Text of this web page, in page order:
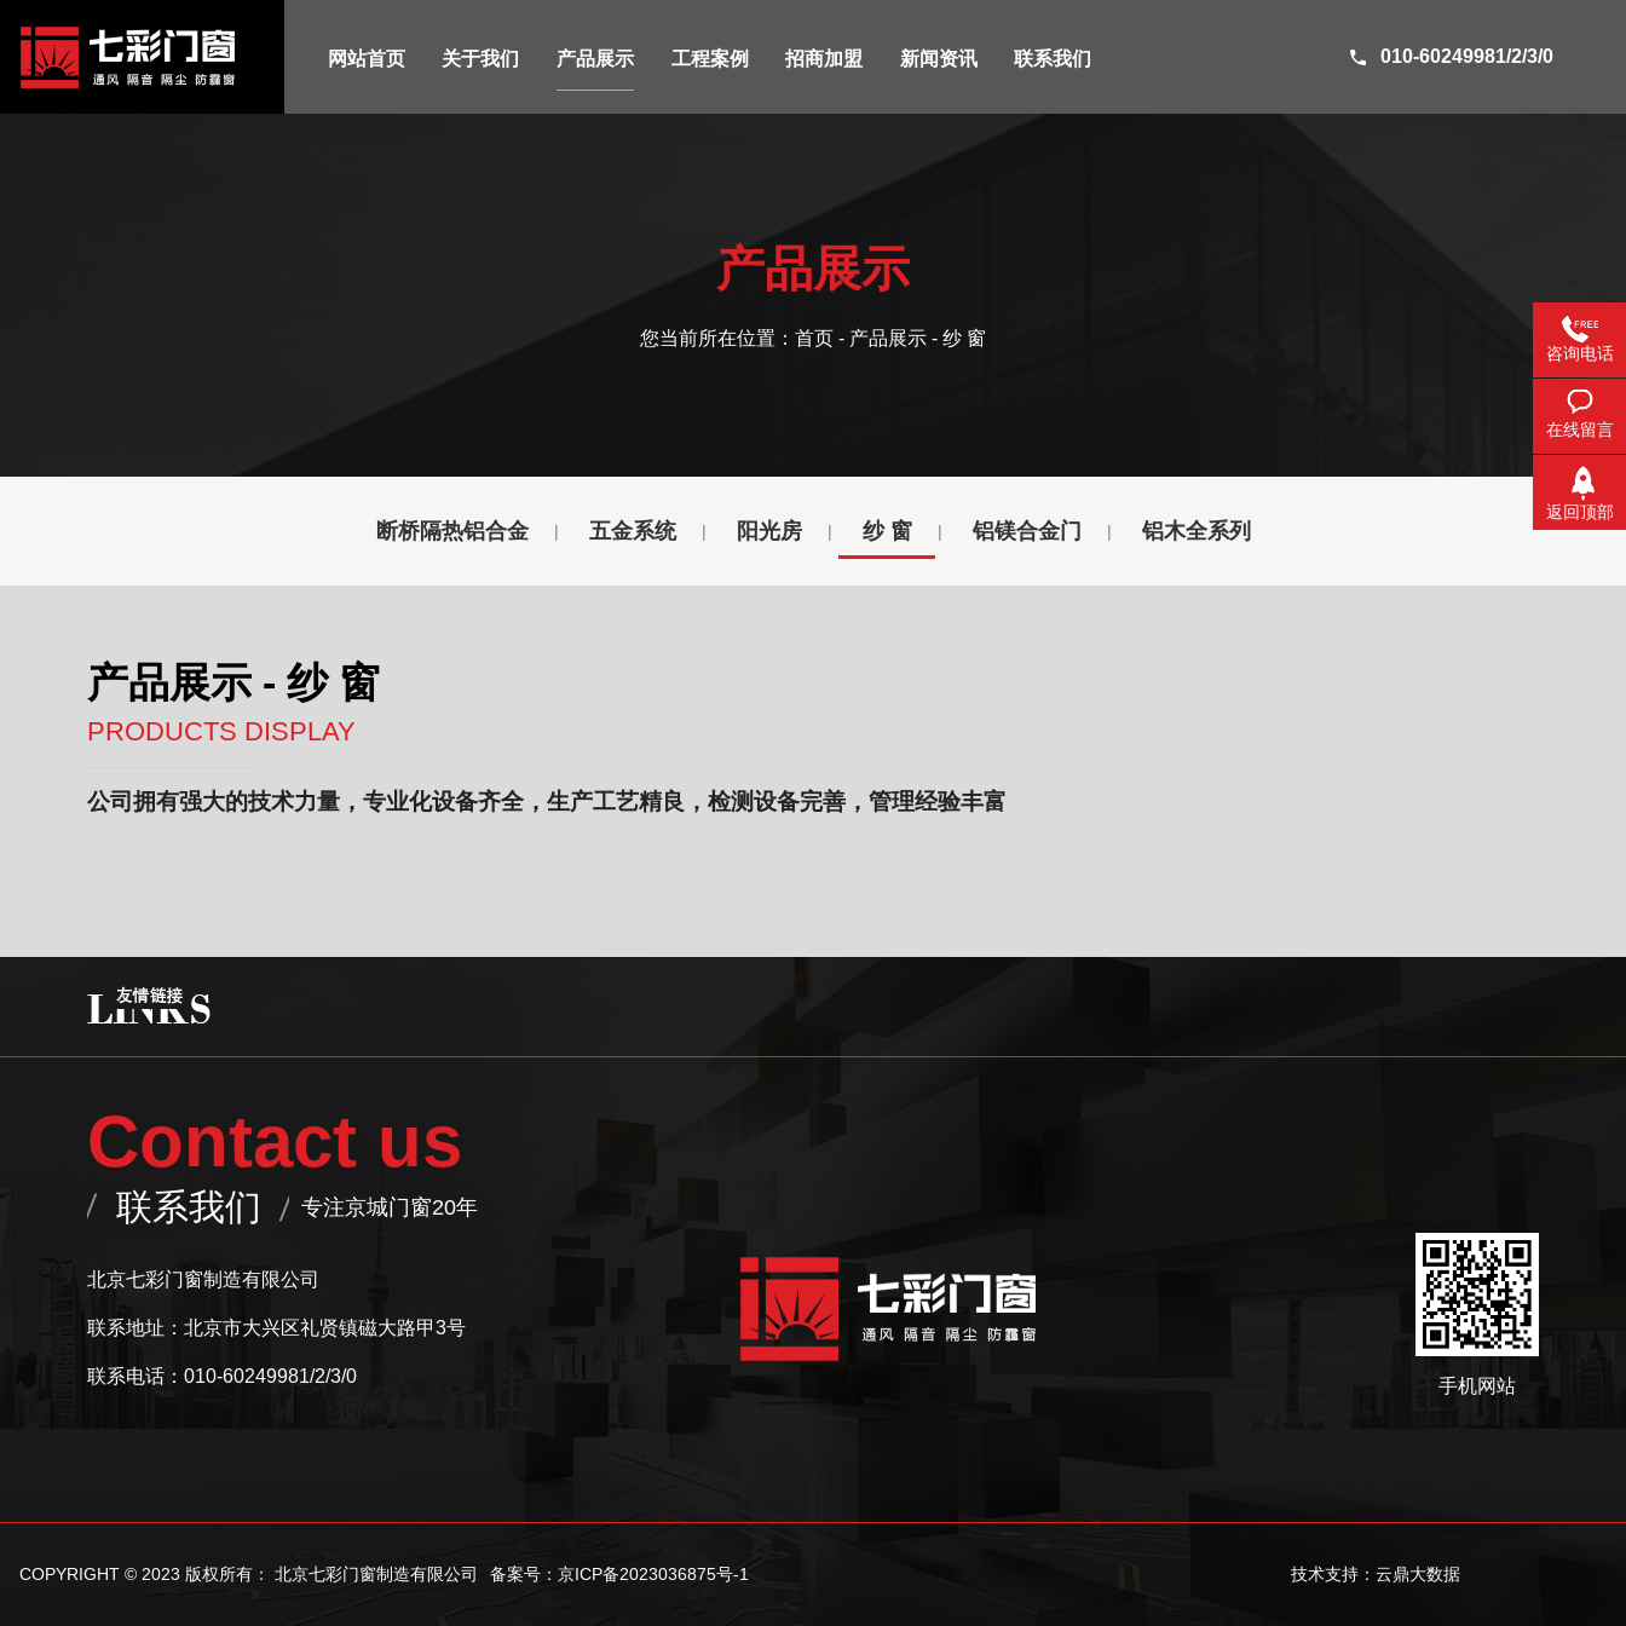
010-60249981/2/3/0
网站首页 关于我们 产品展示 工程案例 招商加盟 新闻资讯 联系我们
产品展示
您当前所在位置： 首页 - 产品展示 - 纱 窗
断桥隔热铝合金 五金系统 阳光房 纱 窗 铝镁合金门 铝木全系列
产品展示 - 纱 窗
PRODUCTS DISPLAY
公司拥有强大的技术力量，专业化设备齐全，生产工艺精良，检测设备完善，管理经验丰富
Contact us
联系我们 专注京城门窗20年
北京七彩门窗制造有限公司
联系地址：北京市大兴区礼贤镇磁大路甲3号
联系电话：010-60249981/2/3/0 手机网站
COPYRIGHT © 2023 版权所有： 北京七彩门窗制造有限公司 备案号：京ICP备2023036875号-1 技术支持：云鼎大数据
咨询电话
在线留言
返回顶部